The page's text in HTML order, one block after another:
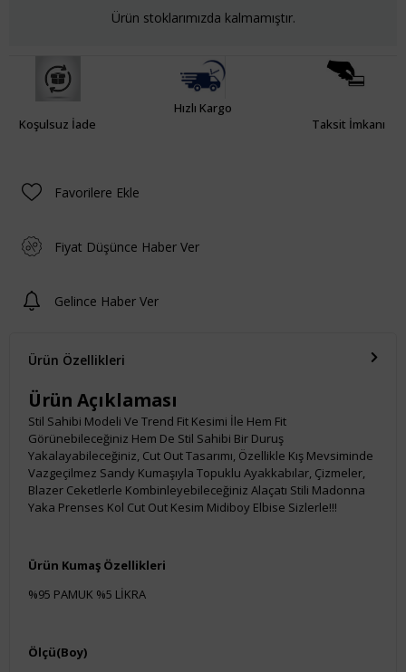
Ürün stoklarımızda kalmamıştır.
Koşulsuz İade
Hızlı Kargo
Taksit İmkanı
Favorilere Ekle
Fiyat Düşünce Haber Ver
Gelince Haber Ver
Ürün Özellikleri
Ürün Açıklaması
Stil Sahibi Modeli Ve Trend Fit Kesimi İle Hem Fit
Görünebileceğiniz Hem De Stil Sahibi Bir Duruş
Yakalayabileceğiniz, Cut Out Tasarımı, Özellikle Kış Mevsiminde
Vazgeçilmez Sandy Kumaşıyla Topuklu Ayakkabılar, Çizmeler,
Blazer Ceketlerle Kombinleyebileceğiniz Alaçatı Stili Madonna
Yaka Prenses Kol Cut Out Kesim Midiboy Elbise Sizlerle!!!
Ürün Kumaş Özellikleri
%95 PAMUK %5 LİKRA
Ölçü(Boy)